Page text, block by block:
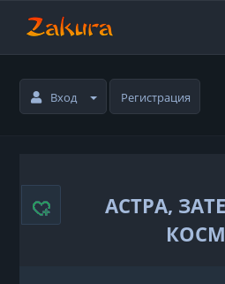
Вход Регистрация
АСТРА,